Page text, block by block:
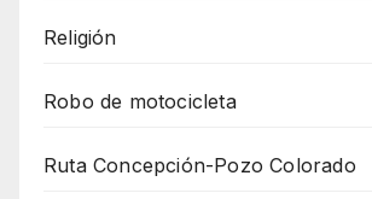
Religión
Robo de motocicleta
Ruta Concepción-Pozo Colorado